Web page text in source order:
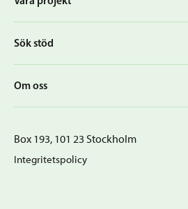
Sök stöd
Om oss
Box 193, 101 23 Stockholm
Integritetspolicy